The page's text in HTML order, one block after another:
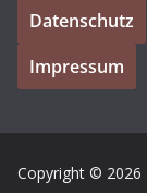
Datenschutz
Impressum
Copyright © 2026